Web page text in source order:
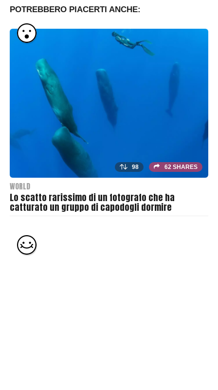
POTREBBERO PIACERTI ANCHE:
98 62 SHARES
WORLD
Lo scatto rarissimo di un fotografo che ha
catturato un gruppo di capodogli dormire